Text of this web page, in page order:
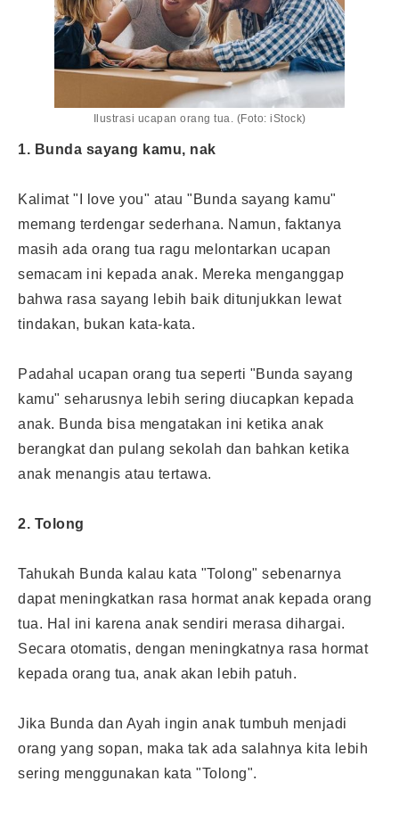
Ilustrasi ucapan orang tua. (Foto: iStock)
1. Bunda sayang kamu, nak
Kalimat "I love you" atau "Bunda sayang kamu"
memang terdengar sederhana. Namun, faktanya
masih ada orang tua ragu melontarkan ucapan
semacam ini kepada anak. Mereka menganggap
bahwa rasa sayang lebih baik ditunjukkan lewat
tindakan, bukan kata-kata.
Padahal ucapan orang tua seperti "Bunda sayang
kamu" seharusnya lebih sering diucapkan kepada
anak. Bunda bisa mengatakan ini ketika anak
berangkat dan pulang sekolah dan bahkan ketika
anak menangis atau tertawa.
2. Tolong
Tahukah Bunda kalau kata "Tolong" sebenarnya
dapat meningkatkan rasa hormat anak kepada orang
tua. Hal ini karena anak sendiri merasa dihargai.
Secara otomatis, dengan meningkatnya rasa hormat
kepada orang tua, anak akan lebih patuh.
Jika Bunda dan Ayah ingin anak tumbuh menjadi
orang yang sopan, maka tak ada salahnya kita lebih
sering menggunakan kata "Tolong".